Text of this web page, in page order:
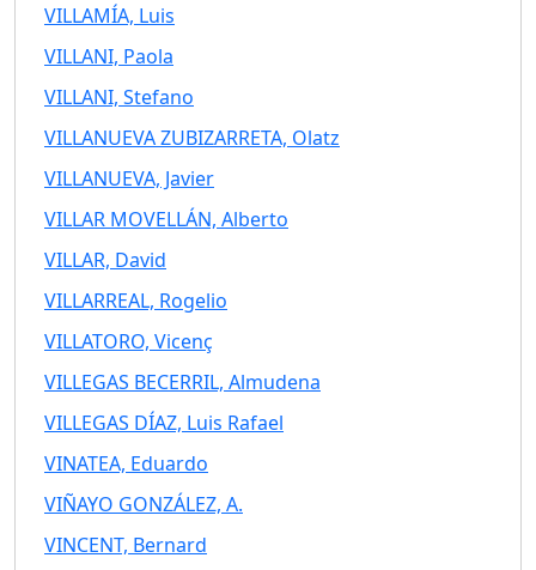
VILLAMÍA, Luis
VILLANI, Paola
VILLANI, Stefano
VILLANUEVA ZUBIZARRETA, Olatz
VILLANUEVA, Javier
VILLAR MOVELLÁN, Alberto
VILLAR, David
VILLARREAL, Rogelio
VILLATORO, Vicenç
VILLEGAS BECERRIL, Almudena
VILLEGAS DÍAZ, Luis Rafael
VINATEA, Eduardo
VIÑAYO GONZÁLEZ, A.
VINCENT, Bernard